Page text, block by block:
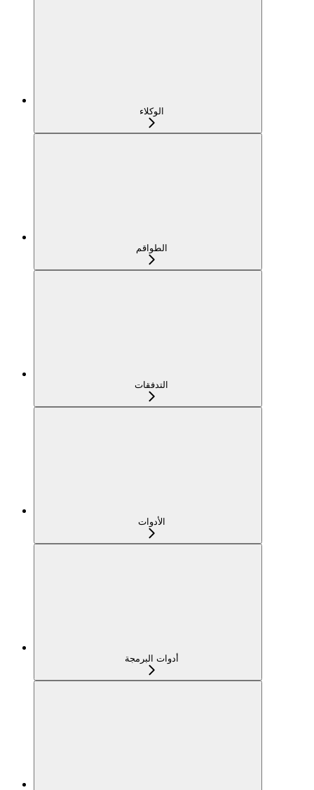
الوكلاء
الطواقم
التدفقات
الأدوات
أدوات البرمجة